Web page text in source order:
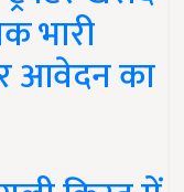
भारी
आवेदन का